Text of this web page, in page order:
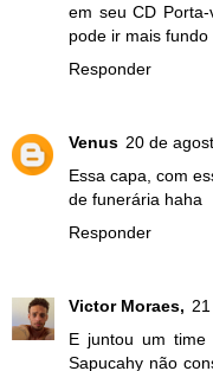
em seu CD
pode ir mais fundo
Responder
Venus 20 de
Essa capa, com
de funerária haha
Responder
Victor Moraes,
E juntou um time
Sapucahy não